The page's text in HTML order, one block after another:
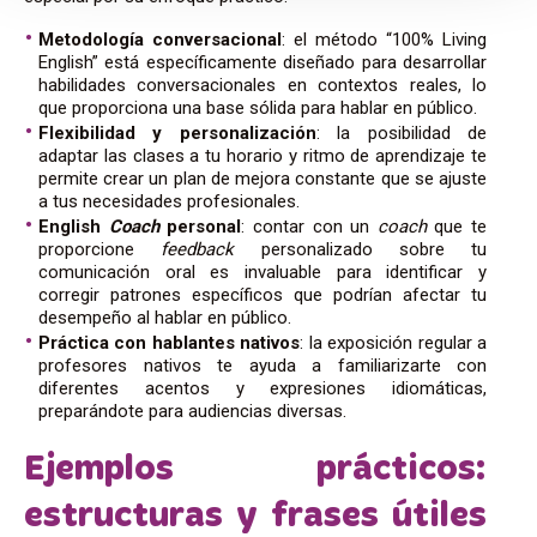
Metodología conversacional : el método “100% Living
English” está específicamente diseñado para desarrollar
habilidades conversacionales en contextos reales, lo
que proporciona una base sólida para hablar en público.
Flexibilidad y personalización: la posibilidad de
adaptar las clases a tu horario y ritmo de aprendizaje te
permite crear un plan de mejora constante que se ajuste
a tus necesidades profesionales.
English Coachpersonal: contar con un coachque te
proporcione feedbackpersonalizado sobre tu
comunicación oral es invaluable para identificar y
corregir patrones específicos que podrían afectar tu
desempeño al hablar en público.
Práctica con hablantes nativos: la exposición regular a
profesores nativos te ayuda a familiarizarte con
diferentes acentos y expresiones idiomáticas,
preparándote para audiencias diversas.
Ejemplos prácticos:
estructuras y frases útiles